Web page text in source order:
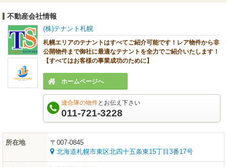
不動産会社情報
(株)テナント札幌
札幌エリアのテナントはすべてご紹介可能です！レア物件から非
公開物件まで御社に最適なテナントを全力でご紹介いたします！
【すべてはお客様の事業成功のために】
ホームページへ
連合隊の物件とお伝え下さい
011-721-3228
所在地
〒007-0845
北海道札幌市東区北四十五条東15丁目3番17号